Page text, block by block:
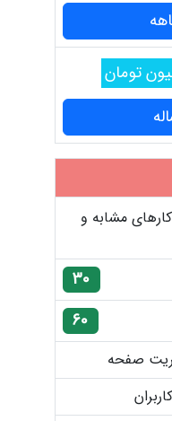
مشابه و
30
60
صفحه